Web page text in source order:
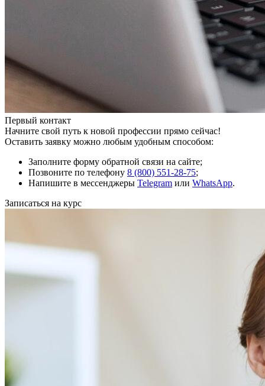
Первый контакт
Начните свой путь к новой профессии прямо сейчас!
Оставить заявку можно любым удобным способом:
Заполните форму обратной связи на сайте;
Позвоните по телефону 8 (800) 551-28-75;
Напишите в мессенджеры Telegram или WhatsApp.
Записаться на курс